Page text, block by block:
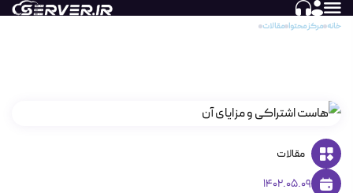
خانه مرکز محتوا مقالات
مقالات
1402.05.09